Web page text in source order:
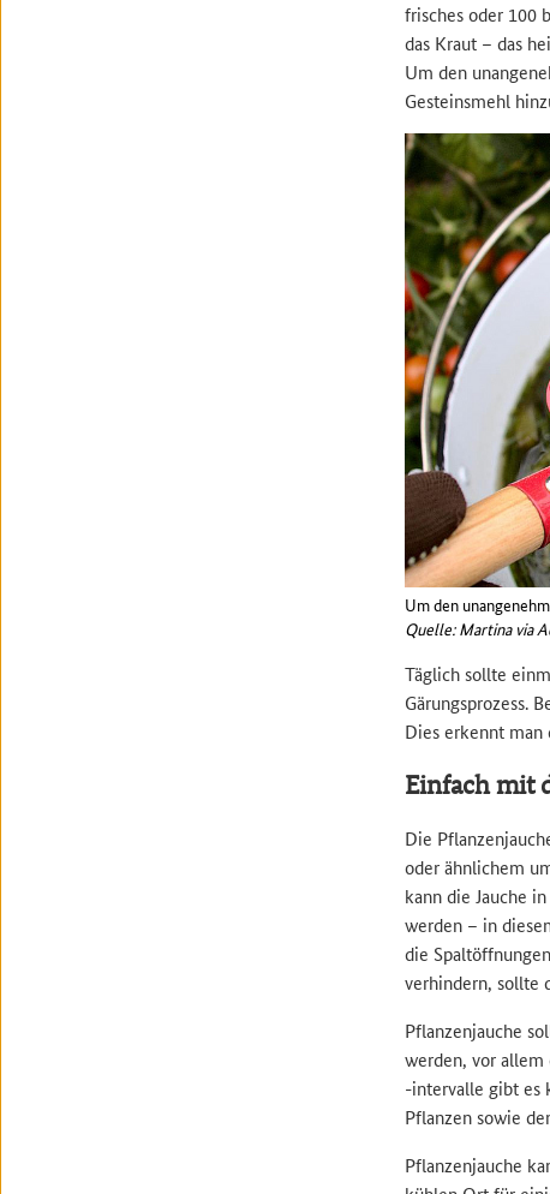
frisches oder 100
das Kraut – das
Um den
Gesteinsmehl
Um den
Quelle: Martina via
Täglich sollte
Gärungsprozess.
Dies erkennt man
Einfach mit
Die
oder ähnlichem
kann die Jauche
werden – in
die
verhindern, sollte
Pflanzenjauche
werden, vor allem
-intervalle gibt es
Pflanzen sowie
Pflanzenjauche